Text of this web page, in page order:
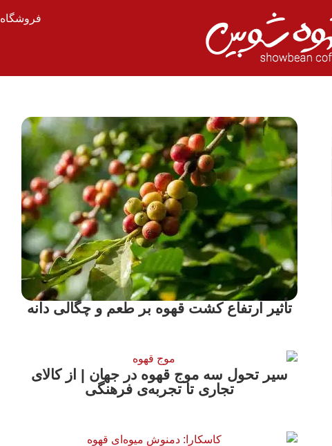
فروشگاه
تأثیر ارتفاع کشت قهوه بر طعم و چگالی دانه
سیر تحول سه موج قهوه در جهان | از کالای
تجاری تا تجربه‌ی فرهنگی